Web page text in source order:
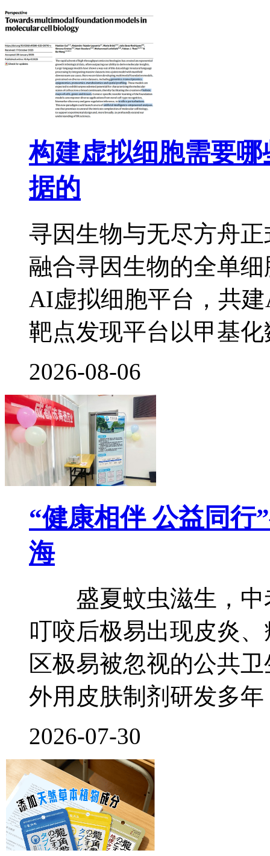
构建虚拟细胞需要
据的
寻因生物与无尽方舟
融合寻因生物的全单
AI虚拟细胞平台，共
靶点发现平台以甲基化
2026-08-06
“健康相伴 公益同
海
盛夏蚊虫滋生，中
叮咬后极易出现皮炎
区极易被忽视的公共
外用皮肤制剂研发多年
2026-07-30